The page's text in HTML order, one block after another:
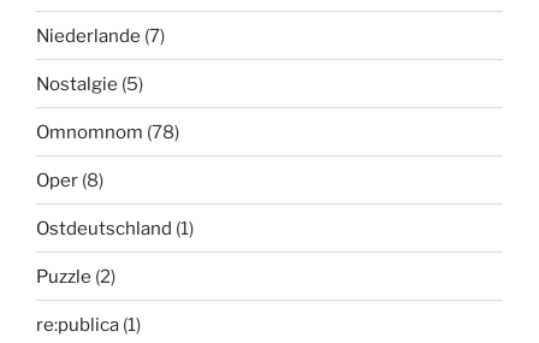
Niederlande (7)
Nostalgie (5)
Omnomnom (78)
Oper (8)
Ostdeutschland (1)
Puzzle (2)
re:publica (1)